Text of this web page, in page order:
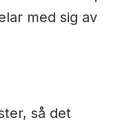
med sig av
så det